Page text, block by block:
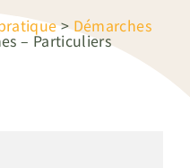
>Démarches
– Particuliers